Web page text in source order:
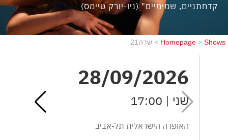
קדחתניים, שמימיים" (ניו-יורק טיימס)
Homepage > Shows
> שדה21
28/09/2026
שני | 17:00
האופרה הישראלית תל-אביב